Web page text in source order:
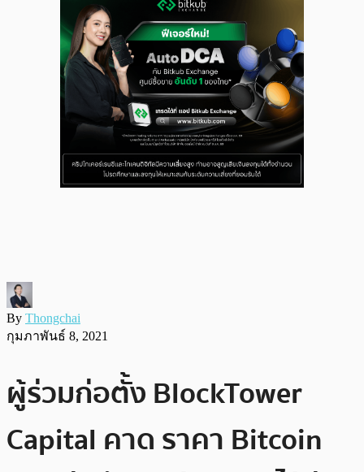
By Thongchai
กุมภาพันธ์ 8, 2021
ผู้ร่วมก่อตั้ง BlockTower
Capital คาด ราคา Bitcoin